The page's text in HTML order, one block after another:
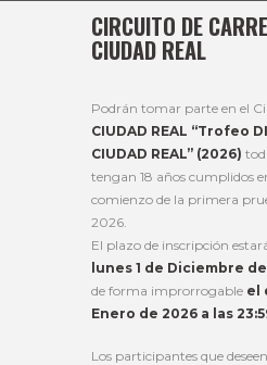
CIRCUITO DE
CIUDAD REAL
Podrán tomar parte en el
CIUDAD REAL “Trofeo
CIUDAD REAL” (2026)
tengan 18 años cumplidos
comienzo de la primera
2026.
El plazo de inscripción
lunes 1 de Diciembre
de forma improrrogable el
Enero de 2026 a las
Los participantes que